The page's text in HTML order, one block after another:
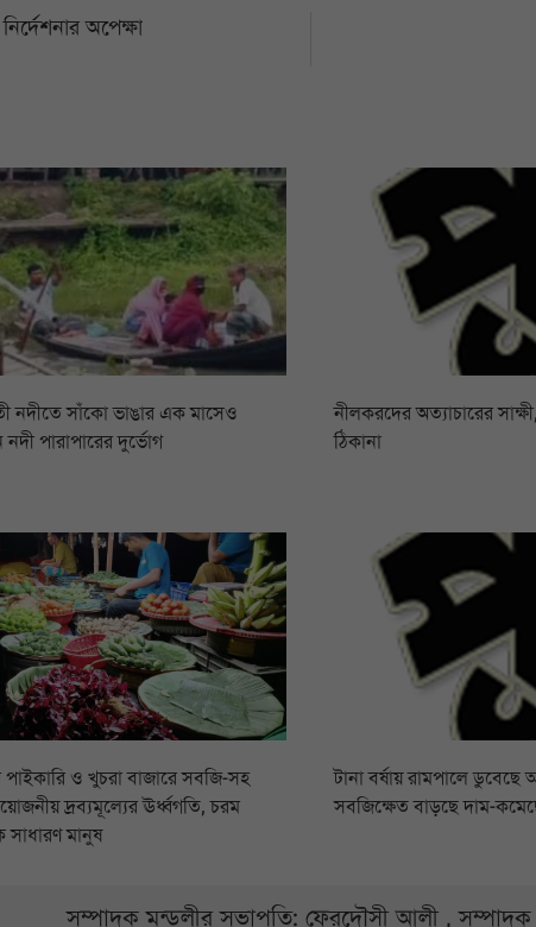
অপেক্ষা
নদীতে সাঁকো ভাঙার এক মাসেও
নদী পারাপারের দুর্ভোগ
নীলকরদের অত্যাচারের
ঠিকানা
ও খুচরা বাজারে সবজি-সহ
দ্রব্যমূল্যের ঊর্ধ্বগতি, চরম
সাধারণ মানুষ
টানা বর্ষায় রামপালে ডুবেছে
সবজিক্ষেত বাড়ছে দাম-
সম্পাদক মন্ডলীর সভাপতি: ফেরদৌসী আলী ,